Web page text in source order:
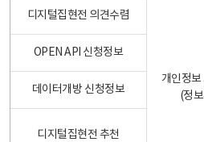
디지털집현전 의견수렴
개인정
(정
OPEN API 신청정보
데이터개방 신청정보
디지털집현전 추천